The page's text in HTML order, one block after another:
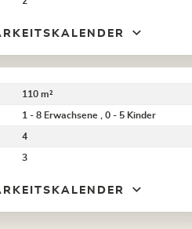
110 m²
1 - 8 Erwachsene , 0 - 5 Kinder
4
3